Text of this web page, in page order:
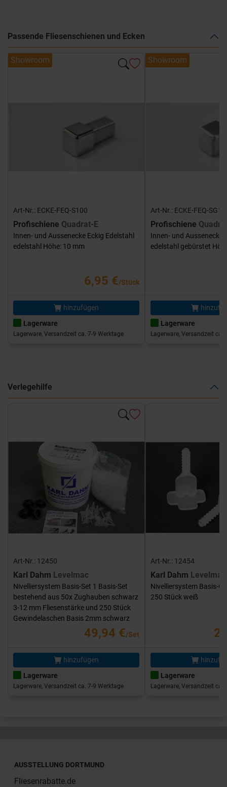
Passende Fliesenschienen und Ecken
Showroom
Art-Nr.: ECKE-FEQ-S100
Profischiene Quadrat-E
Innen- und Aussenecke Eckig Edelstahl
edelstahl Höhe: 10 mm
6,95 €/Stück
hinzufügen
Lagerware
Lagerware, Versandzeit ca. 7-9 Werktage
Showroom
Art-Nr.: ECKE-FEQ-
Profischiene
Innen- und Aussenecke
edelstahl gebürstet
Lagerware
Lagerware, Versandzeit ca.
Verlegehilfe
Art-Nr.: 12450
Karl Dahm Levelmac
Nivelliersystem Basis-Set 1 Basis-Set
bestehend aus 50x Zughauben schwarz
3-12 mm Fliesenstärke und 250 Stück
Gewindelaschen Basis 2mm schwarz
49,94 €/Set
hinzufügen
Lagerware
Lagerware, Versandzeit ca. 7-9 Werktage
Art-Nr.: 12454
Karl Dahm Levelmac
Nivelliersystem Basis-
250 Stück weiß
Lagerware
Lagerware, Versandzeit ca.
AUSSTELLUNG DORTMUND
Fliesenrabatte.de